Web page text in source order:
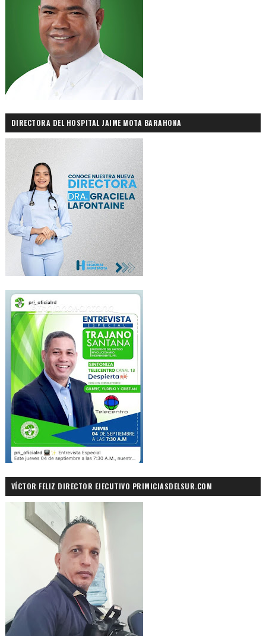
DIRECTORA DEL HOSPITAL JAIME MOTA BARAHONA
VÍCTOR FELIZ DIRECTOR EJECUTIVO PRIMICIASDELSUR.COM